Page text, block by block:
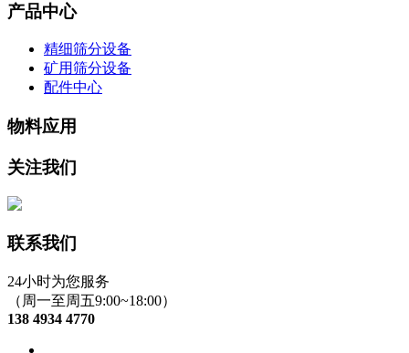
产品中心
精细筛分设备
矿用筛分设备
配件中心
物料应用
关注我们
联系我们
24小时为您服务
（周一至周五9:00~18:00）
138 4934 4770